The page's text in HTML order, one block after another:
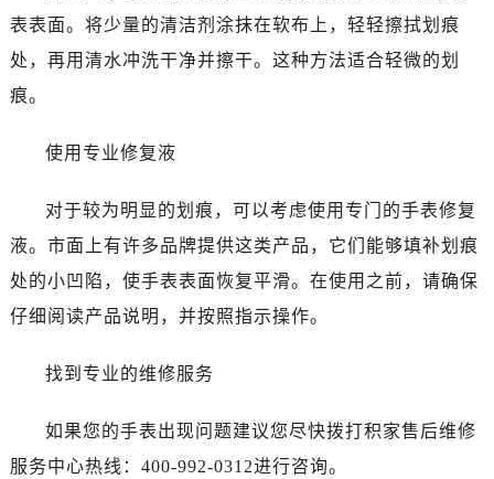
表表面。将少量的清洁剂涂抹在软布上，轻轻擦拭划痕
处，再用清水冲洗干净并擦干。这种方法适合轻微的划
痕。
使用专业修复液
对于较为明显的划痕，可以考虑使用专门的手表修复
液。市面上有许多品牌提供这类产品，它们能够填补划痕
处的小凹陷，使手表表面恢复平滑。在使用之前，请确保
仔细阅读产品说明，并按照指示操作。
找到专业的维修服务
如果您的手表出现问题建议您尽快拨打积家售后维修
服务中心热线：400-992-0312进行咨询。